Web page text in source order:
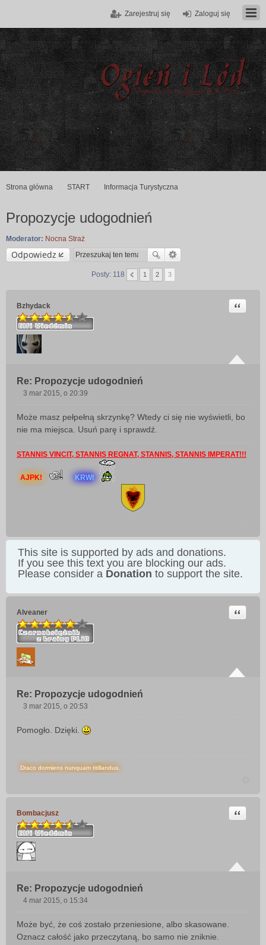
Zaloguj się
Zarejestruj się
Strona główna START Informacja Turystyczna
Propozycje udogodnień
Moderator: Nocna Straż
Odpowiedz
Posty: 118 1 2 3
Bzhydack
Re: Propozycje udogodnień
Cytuj
s
t
3 mar 2015, o 20:39
Może masz pełpełną skrzynkę? Wtedy ci się nie wyświetli, bo
nie ma miejsca. Usuń parę i sprawdź.
STANNIS VINCIT, STANNIS REGNAT, STANNIS, STANNIS IMPERAT!!!
AJPK! KRWI
This site is supported by ads and donations.
If you see this text you are blocking our ads.
Please consider a Donation to support the site.
Alveaner
Re: Propozycje udogodnień
Cytuj
s
3 mar 2015, o 20:53
Pomogło. Dzięki.
Draco dormiens nunquam titillandus.
Bombacjusz
Re: Propozycje udogodnień
Cytuj
s
t
4 mar 2015, o 15:34
Może być, że coś zostało przeniesione, albo skasowane.
Oznacz całość jako przeczytaną, bo samo nie zniknie.